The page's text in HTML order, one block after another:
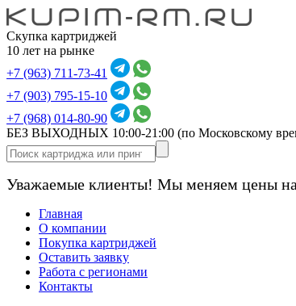
Скупка картриджей
10 лет на рынке
+7 (963) 711-73-41
+7 (903) 795-15-10
+7 (968) 014-80-90
БЕЗ ВЫХОДНЫХ 10:00-21:00 (по Московскому
Уважаемые клиенты! Мы меняем цены на
Главная
О компании
Покупка картриджей
Оставить заявку
Работа с регионами
Контакты